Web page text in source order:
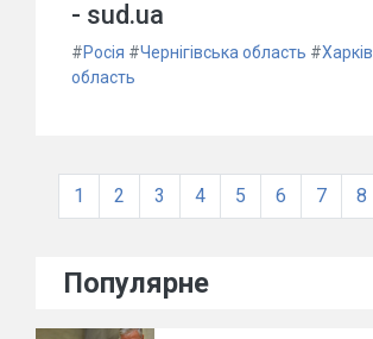
- sud.ua
#Росія #Чернігівська область #
область
1 2 3 4 5 6 7 8
Популярне